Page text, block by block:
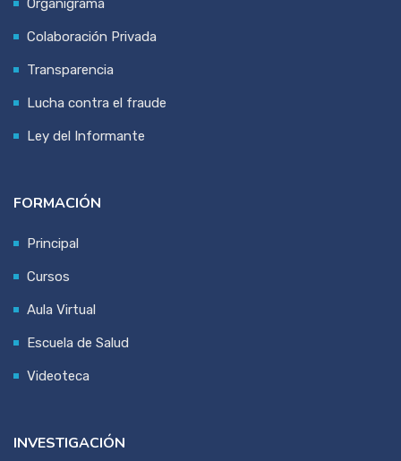
Colaboración Privada
Transparencia
Lucha contra el fraude
Ley del Informante
FORMACIÓN
Principal
Cursos
Aula Virtual
Escuela de Salud
Videoteca
INVESTIGACIÓN